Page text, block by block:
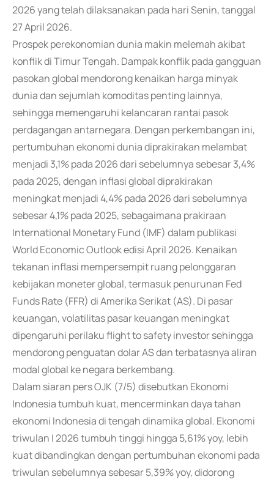
2026 yang telah dilaksanakan pada hari Senin, tanggal
27 April 2026.
Prospek perekonomian dunia makin melemah akibat
konflik di Timur Tengah. Dampak konflik pada gangguan
pasokan global mendorong kenaikan harga minyak
dunia dan sejumlah komoditas penting lainnya,
sehingga memengaruhi kelancaran rantai pasok
perdagangan antarnegara. Dengan perkembangan ini,
pertumbuhan ekonomi dunia diprakirakan melambat
menjadi 3,1% pada 2026 dari sebelumnya sebesar 3,4%
pada 2025, dengan inflasi global diprakirakan
meningkat menjadi 4,4% pada 2026 dari sebelumnya
sebesar 4,1% pada 2025, sebagaimana prakiraan
International Monetary Fund (IMF) dalam publikasi
World Economic Outlook edisi April 2026. Kenaikan
tekanan inflasi mempersempit ruang pelonggaran
kebijakan moneter global, termasuk penurunan Fed
Funds Rate (FFR) di Amerika Serikat (AS). Di pasar
keuangan, volatilitas pasar keuangan meningkat
dipengaruhi perilaku flight to safety investor sehingga
mendorong penguatan dolar AS dan terbatasnya aliran
modal global ke negara berkembang.
Dalam siaran pers OJK (7/5) disebutkan Ekonomi
Indonesia tumbuh kuat, mencerminkan daya tahan
ekonomi Indonesia di tengah dinamika global. Ekonomi
triwulan I 2026 tumbuh tinggi hingga 5,61% yoy, lebih
kuat dibandingkan dengan pertumbuhan ekonomi pada
triwulan sebelumnya sebesar 5,39% yoy, didorong